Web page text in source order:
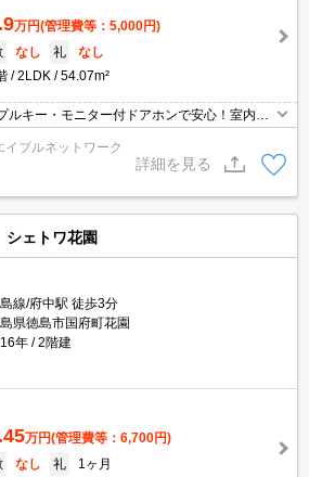
万円(管理費等：5,000円)
なし 礼
なし
2LDK 54.07m²
ルキー・モニター付ドアホンで安心！室内物
エアコン、照明器具付きで快適な住環境。敷
付き駐輪場も完備！
ブルネットワーク
詳細を見る
ェトワ花園
線/府中駅 徒歩3分
県徳島市国府町花園
年
2階建
万円(管理費等：6,700円)
なし 礼 1ヶ月